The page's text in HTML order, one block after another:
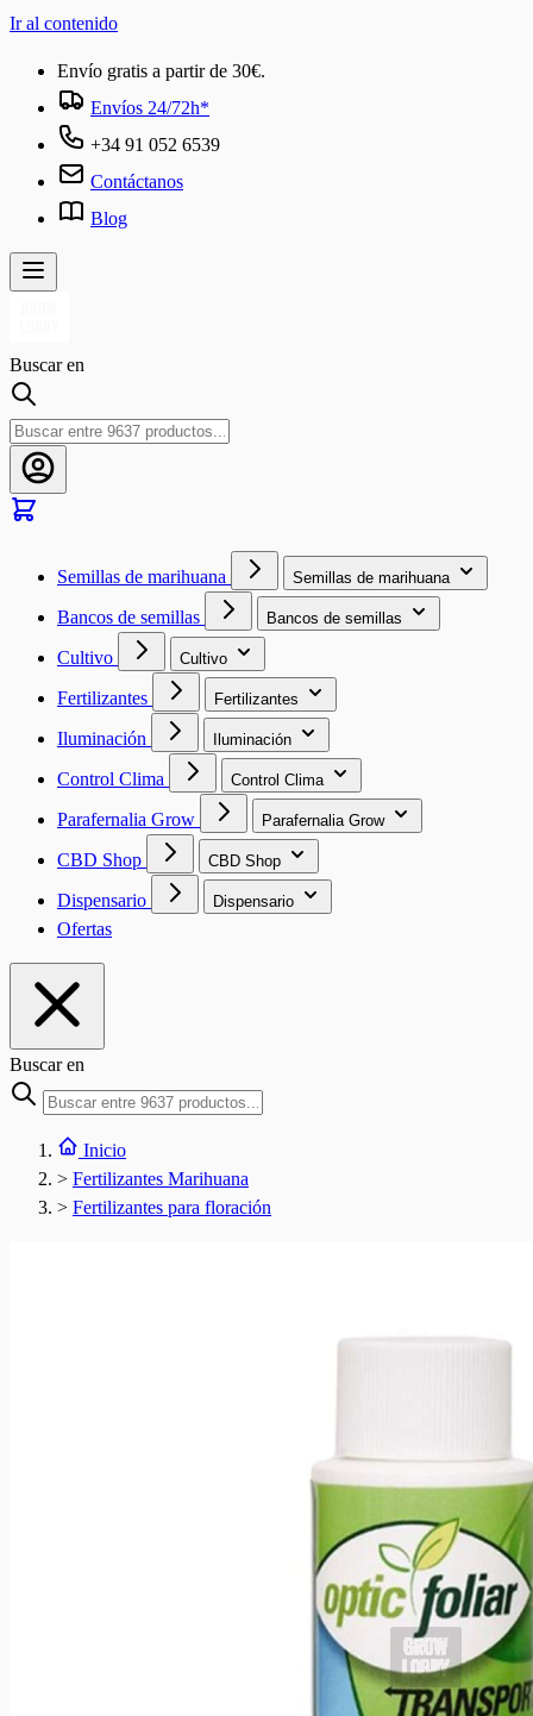
Ir al contenido
Envío gratis a partir de 30€.
Envíos 24/72h*
+34 91 052 6539
Contáctanos
Blog
Buscar en
Semillas de marihuana Semillas de marihuana
Bancos de semillas Bancos de semillas
Cultivo Cultivo
Fertilizantes Fertilizantes
Iluminación Iluminación
Control Clima Control Clima
Parafernalia Grow Parafernalia Grow
CBD Shop CBD Shop
Dispensario Dispensario
Ofertas
Buscar en
Inicio
> Fertilizantes Marihuana
> Fertilizantes para floración